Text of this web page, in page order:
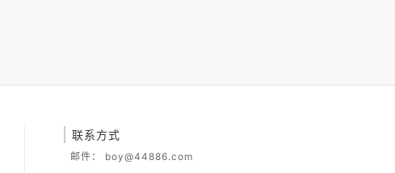
联系方式
邮件： boy@44886.com